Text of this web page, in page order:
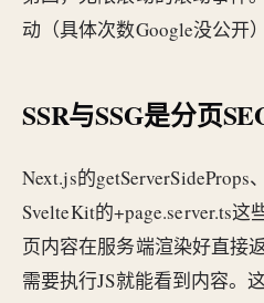
动（具体次数Google没公开
SSR与SSG是分页
Next.js的getServerSideProps
SvelteKit的+page.server.ts这
页内容在服务端渲染好直接
需要执行JS就能看到内容。